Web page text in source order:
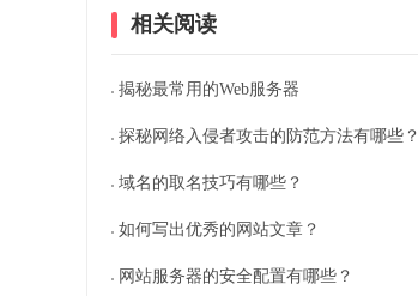
相关阅读
揭秘最常用的Web服务器
探秘网络入侵者攻击的防范方法有哪些？
域名的取名技巧有哪些？
如何写出优秀的网站文章？
网站服务器的安全配置有哪些？